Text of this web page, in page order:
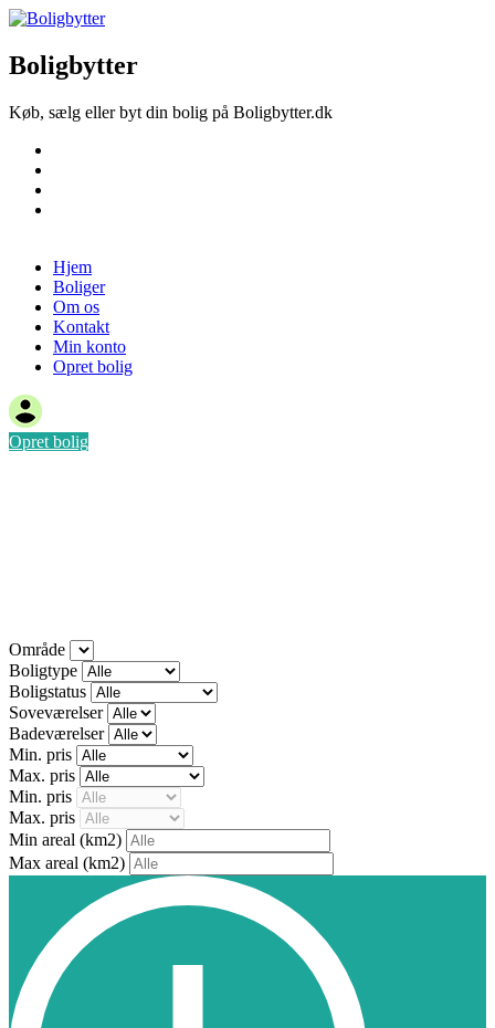
Boligbytter
Køb, sælg eller byt din bolig på Boligbytter.dk
Hjem
Boliger
Om os
Kontakt
Min konto
Opret bolig
Opret bolig
Område
Boligtype
Boligstatus
Soveværelser
Badeværelser
Min. pris
Max. pris
Min. pris
Max. pris
Min areal (km2)
Max areal (km2)